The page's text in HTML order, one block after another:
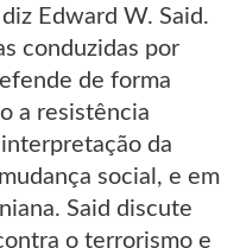
Edward W. Said.
conduzidas por
de forma
a resistência
da
social, e em
Said discute
o terrorismo e